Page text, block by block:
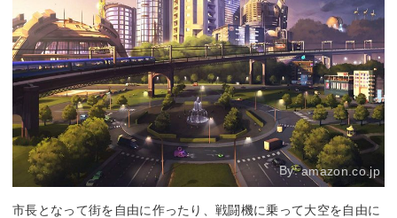
By:amazon.co.jp
市長となって街を自由に作ったり、戦闘機に乗って大空を自由に